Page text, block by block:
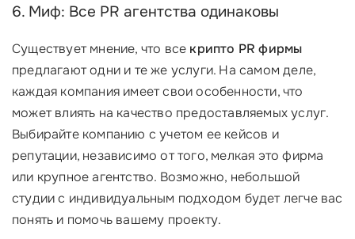
6. Миф: Все PR агентства одинаковы
Существует мнение, что все крипто PR фирмы
предлагают одни и те же услуги. На самом деле,
каждая компания имеет свои особенности, что
может влиять на качество предоставляемых услуг.
Выбирайте компанию с учетом ее кейсов и
репутации, независимо от того, мелкая это фирма
или крупное агентство. Возможно, небольшой
студии с индивидуальным подходом будет легче вас
понять и помочь вашему проекту.